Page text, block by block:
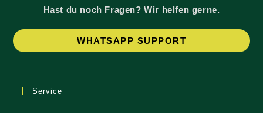
Hast du noch Fragen? Wir helfen gerne.
WHATSAPP SUPPORT
Service